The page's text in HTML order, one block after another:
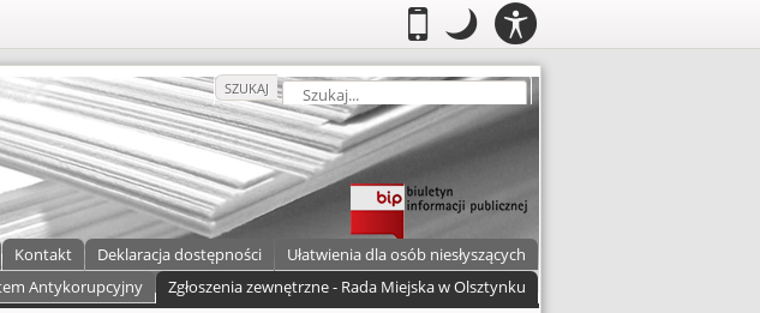
Mobilny
.Przełącz do wersji mobilnej
Tryb
nocny
Tryb nocny: Ten tryb ustawia
Szukaj
SZUKAJ
Kontakt Deklaracja dostępności
Ułatwienia dla osób niesłyszących
Antykorupcyjny
Zgłoszenia zewnętrzne - Rada Miejska w Olsztynku